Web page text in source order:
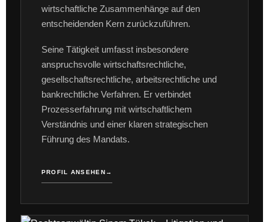
wirtschaftliche Zusammenhänge auf den
entscheidenden Kern zurückzuführen.
Seine Tätigkeit umfasst insbesondere
anspruchsvolle wirtschaftsrechtliche,
gesellschaftsrechtliche, arbeitsrechtliche und
bankrechtliche Verfahren. Er verbindet
Prozesserfahrung mit wirtschaftlichem
Verständnis und einer klaren strategischen
Führung des Mandats.
PROFIL ANSEHEN →